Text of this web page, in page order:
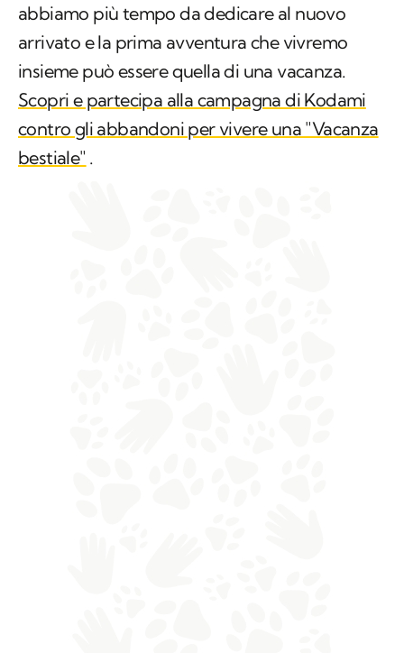
abbiamo più tempo da dedicare al nuovo
arrivato e la prima avventura che vivremo
insieme può essere quella di una vacanza.
Scopri e partecipa alla campagna di Kodami
contro gli abbandoni per vivere una "Vacanza
bestiale" .